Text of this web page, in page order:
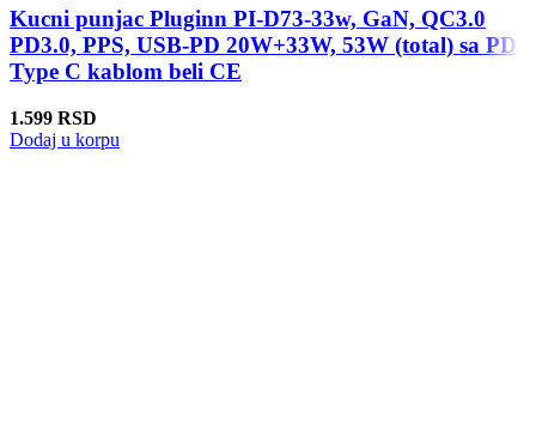
Kucni punjac Pluginn PI-D73-33w, GaN, QC3.0
PD3.0, PPS, USB-PD 20W+33W, 53W (total) sa PD
Type C kablom beli CE
1.599 RSD
Dodaj u korpu